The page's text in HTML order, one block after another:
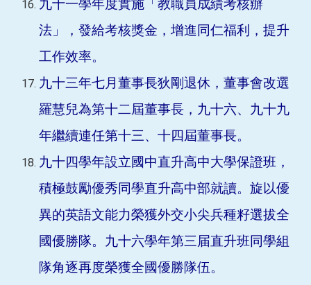
九十一學年度實施「教職員成績考核辦
法」，發給考核獎金，增進同仁福利，提升
工作效率。
九十三年七月董事長狄剛退休，董事會改選
羅慧兒為第十二屆董事長，九十六、九十九
年繼續連任第十三、十四屆董事長。
九十四學年設立國中直升高中大學保證班，
積極鼓勵優秀同學直升高中部就讀。旋以優
異的英語文能力榮獲外交小尖兵種籽選拔全
國優勝隊。九十六學年第三届直升班同學組
隊角逐再度榮獲全國優勝隊伍。